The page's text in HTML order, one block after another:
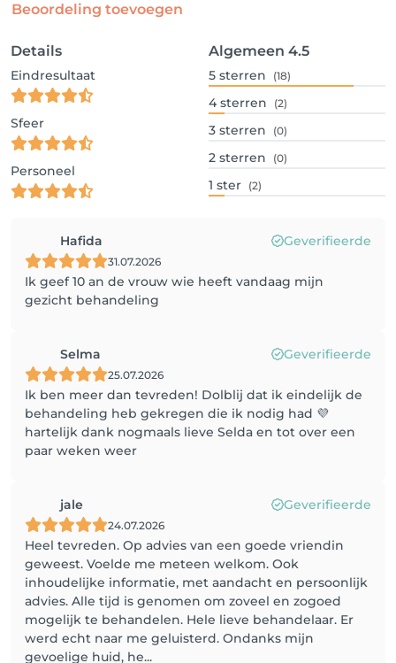
Beoordeling toevoegen
Details
Eindresultaat
Sfeer
Personeel
Algemeen 4.5
5 sterren (18)
4 sterren (2)
3 sterren (0)
2 sterren (0)
1 ster (2)
Hafida Geverifieerde
31.07.2026
Ik geef 10 an de vrouw wie heeft vandaag mijn
gezicht behandeling
Selma Geverifieerde
25.07.2026
Ik ben meer dan tevreden! Dolblij dat ik eindelijk de
behandeling heb gekregen die ik nodig had 💜
hartelijk dank nogmaals lieve Selda en tot over een
paar weken weer
jale Geverifieerde
24.07.2026
Heel tevreden. Op advies van een goede vriendin
geweest. Voelde me meteen welkom. Ook
inhoudelijke informatie, met aandacht en persoonlijk
advies. Alle tijd is genomen om zoveel en zogoed
mogelijk te behandelen. Hele lieve behandelaar. Er
werd echt naar me geluisterd. Ondanks mijn
gevoelige huid, he...